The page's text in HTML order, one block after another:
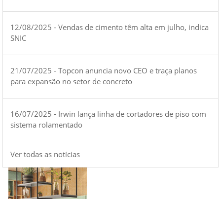
12/08/2025 - Vendas de cimento têm alta em julho, indica
SNIC
21/07/2025 - Topcon anuncia novo CEO e traça planos
para expansão no setor de concreto
16/07/2025 - Irwin lança linha de cortadores de piso com
sistema rolamentado
Ver todas as notícias